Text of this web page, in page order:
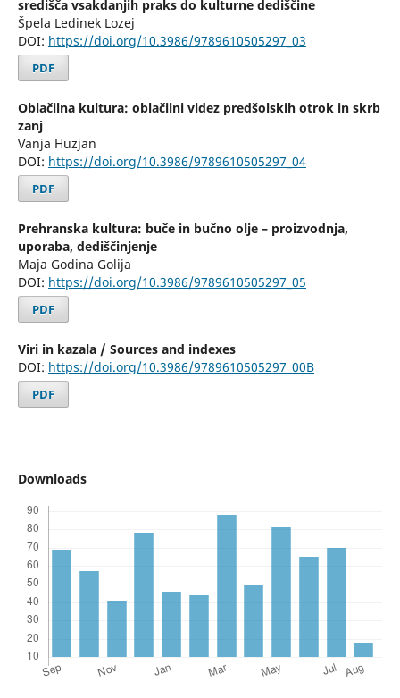
središča vsakdanjih praks do kulturne dediščine
Špela Ledinek Lozej
DOI: https://doi.org/10.3986/9789610505297_03
PDF
Oblačilna kultura: oblačilni videz predšolskih otrok in skrb
zanj
Vanja Huzjan
DOI: https://doi.org/10.3986/9789610505297_04
PDF
Prehranska kultura: buče in bučno olje – proizvodnja,
uporaba, dediščinjenje
Maja Godina Golija
DOI: https://doi.org/10.3986/9789610505297_05
PDF
Viri in kazala / Sources and indexes
DOI: https://doi.org/10.3986/9789610505297_00B
PDF
Downloads